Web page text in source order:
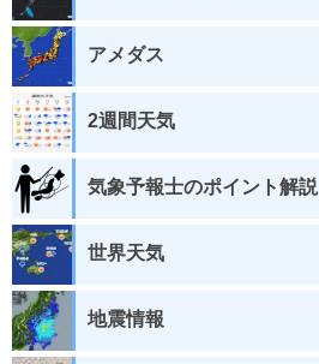
アメダス
2週間天気
気象予報士のポイント解説
世界天気
地震情報